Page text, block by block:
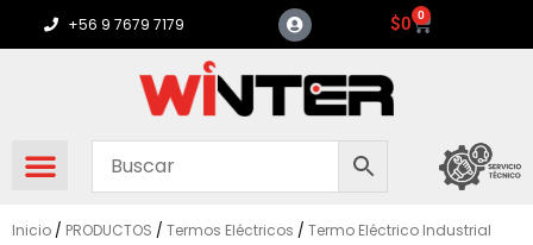
+56 9 7679 7179 $0 0
Carrito
Inicio / PRODUCTOS / Termos Eléctricos / Termo Eléctrico Industrial